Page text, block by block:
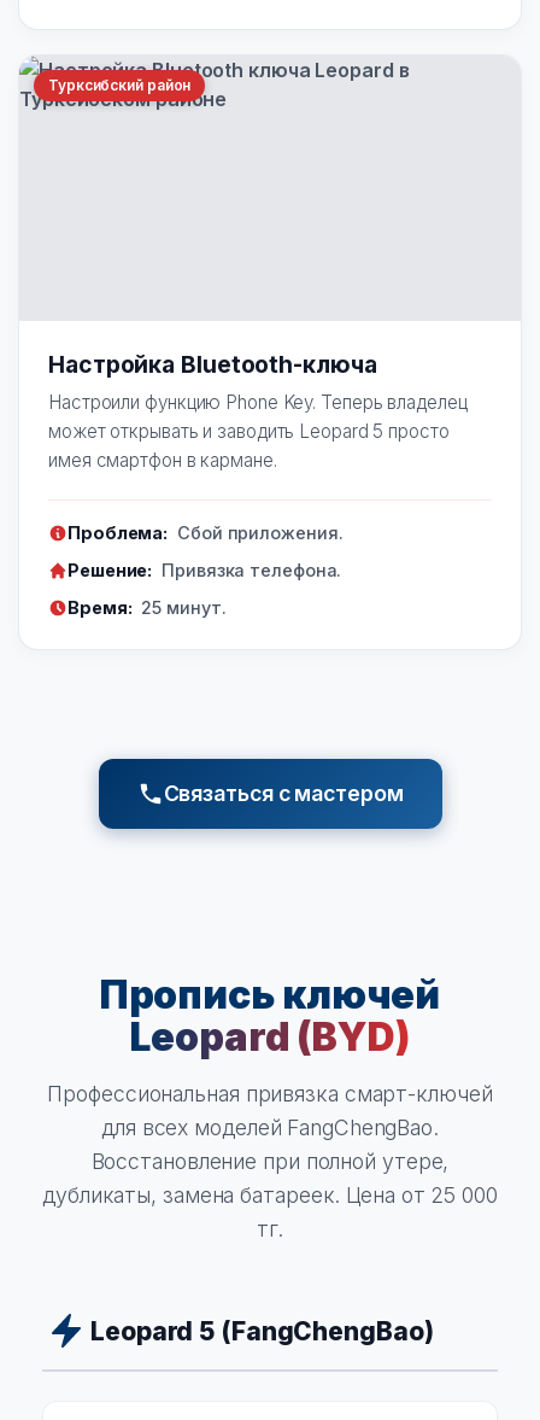
Турксибский район
Настройка Bluetooth-ключа
Настроили функцию Phone Key. Теперь владелец
может открывать и заводить Leopard 5 просто
имея смартфон в кармане.
Проблема: Сбой приложения.
Решение: Привязка телефона.
Время: 25 минут.
Связаться с мастером
Пропись ключей
Leopard (BYD)
Профессиональная привязка смарт-ключей
для всех моделей FangChengBao.
Восстановление при полной утере,
дубликаты, замена батареек. Цена от 25 000
тг.
Leopard 5 (FangChengBao)